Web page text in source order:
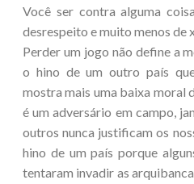
Você ser contra alguma
desrespeito e muito menos de
Perder um jogo não define a
o hino de um outro país
mostra mais uma baixa moral
é um adversário em campo,
outros nunca justificam os
hino de um país porque
tentaram invadir as